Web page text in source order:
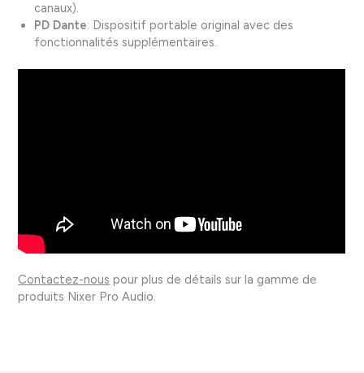
canaux).
PD Dante: Dispositif portable original avec des
fonctionnalités supplémentaires.
Contactez-nous pour plus de détails sur la gamme de
produits Nixer Pro Audio.